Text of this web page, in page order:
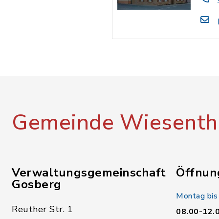
Gemeinde
Verwaltungsgemeinschaft
Gosberg
Reuther Str. 1
Montag
08.00-